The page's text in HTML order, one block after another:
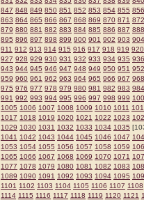
847 848 849 850 851 852 853 854 855 856
863 864 865 866 867 868 869 870 871 872
879 880 881 882 883 884 885 886 887 888
895 896 897 898 899 900 901 902 903 904
911 912 913 914 915 916 917 918 919 920
927 928 929 930 931 932 933 934 935 936
943 944 945 946 947 948 949 950 951 952
959 960 961 962 963 964 965 966 967 968
975 976 977 978 979 980 981 982 983 984
991 992 993 994 995 996 997 998 999
1005 1006 1007 1008 1009 1010 1011
1017 1018 1019 1020 1021 1022 1023
1029 1030 1031 1032 1033 1034 1035
1041 1042 1043 1044 1045 1046 1047
1053 1054 1055 1056 1057 1058 1059
1065 1066 1067 1068 1069 1070 1071
1077 1078 1079 1080 1081 1082 1083
1089 1090 1091 1092 1093 1094 1095
1101 1102 1103 1104 1105 1106 1107 1108
1114 1115 1116 1117 1118 1119 1120 1121